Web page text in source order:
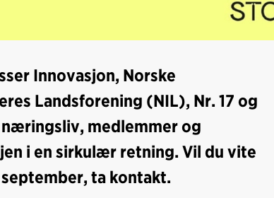
Innovasjon, Norske
Landsforening (NIL), Nr. 17 og
medlemmer og
i en sirkulær retning. Vil du vite
ta kontakt.